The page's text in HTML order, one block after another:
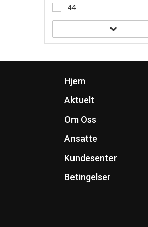
44
Hjem
Aktuelt
Om Oss
Ansatte
Kundesenter
Betingelser